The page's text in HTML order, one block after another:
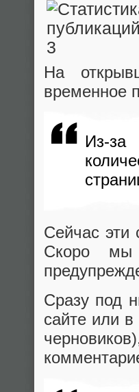
На
временное
Из-
Сейчас эти
Скоро мы
Сразу под
сайте или